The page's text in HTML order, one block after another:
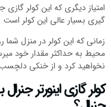
امتیاز دیگری که این کولر
گیری بسیار عالی این کولر است
زمانی که این کولر در منزل
محیط به حداکثر مقدار خود
نخواهید کرد و از خنکی
کولر گازی اینورتر